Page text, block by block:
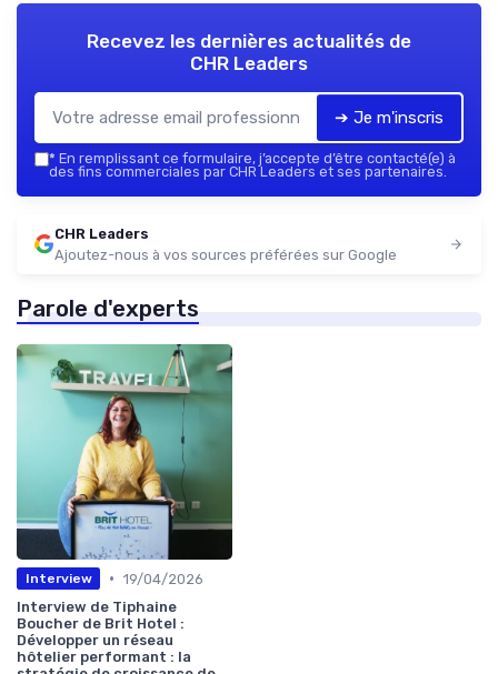
Recevez les dernières actualités de
CHR Leaders
➔ Je m'inscris
* En remplissant ce formulaire, j’accepte d’être contacté(e) à
des fins commerciales par CHR Leaders et ses partenaires.
CHR Leaders
Ajoutez-nous à vos sources préférées sur Google
Parole d'experts
Interview • 19/04/2026
Interview de Tiphaine
Boucher de Brit Hotel :
Développer un réseau
hôtelier performant : la